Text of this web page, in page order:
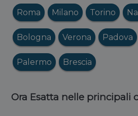
Roma Milano Torino
Bologna Verona Padova
Palermo Brescia
Ora Esatta nelle principali